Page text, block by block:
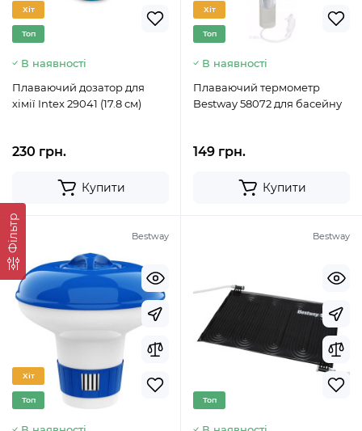
Фільтр
Хіт
Топ
В наявності
Плаваючий дозатор для
хімії Intex 29041 (17.8 см)
230 грн.
Купити
Хіт
Топ
В наявності
Плаваючий термометр
Bestway 58072 для басейну
149 грн.
Купити
Bestway
Хіт
Топ
Bestway
Топ